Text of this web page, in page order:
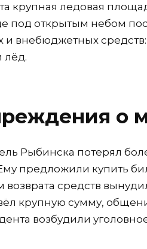
крупная ледовая
под открытым небом
и внебюджетных
лёд.
о
Рыбинска потерял
предложили купить
возврата средств
крупную сумму,
возбудили